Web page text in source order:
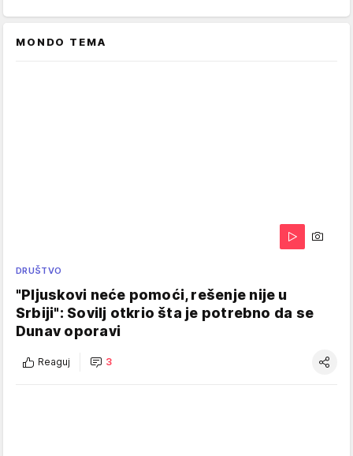
MONDO TEMA
DRUŠTVO
"Pljuskovi neće pomoći, rešenje nije u
Srbiji": Sovilj otkrio šta je potrebno da se
Dunav oporavi
Reaguj 3